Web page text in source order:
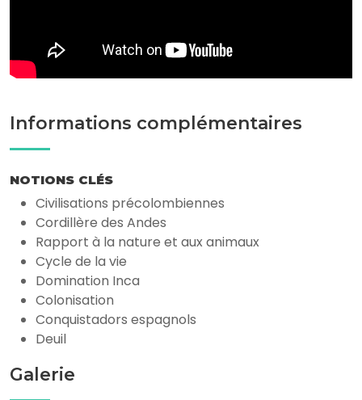
Informations complémentaires
NOTIONS CLÉS
Civilisations précolombiennes
Cordillère des Andes
Rapport à la nature et aux animaux
Cycle de la vie
Domination Inca
Colonisation
Conquistadors espagnols
Deuil
Galerie